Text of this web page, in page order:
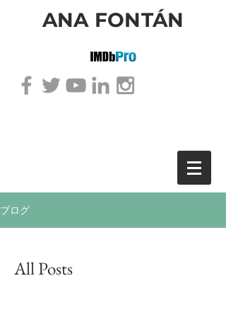
ANA FONTÁN
ブログ
All Posts